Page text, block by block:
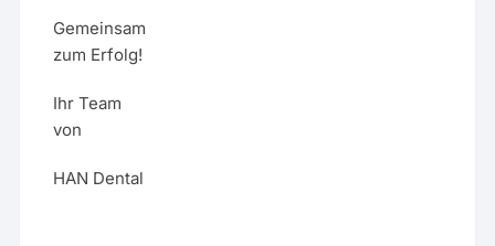
Gemeinsam
zum Erfolg!
Ihr Team
von
HAN Dental